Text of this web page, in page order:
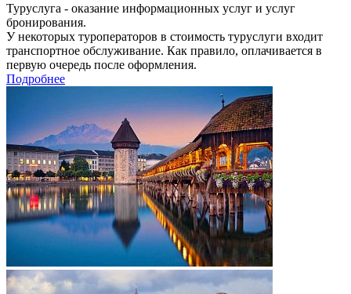
Туруслуга - оказание информационных услуг и услуг
бронирования.
У некоторых туроператоров в стоимость туруслуги входит
транспортное обслуживание. Как правило, оплачивается в
первую очередь после оформления.
Подробнее